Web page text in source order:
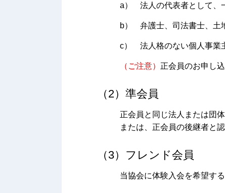
a） 法人の代表者として、
b） 弁護士、司法書士、土
c） 法人格のない個人事業
（ご注意） 正会員のお申し
（2）準会員
正会員と同じ法人または団
または、正会員の後継者と
（3）フレンド会員
当協会に体験入会を希望す